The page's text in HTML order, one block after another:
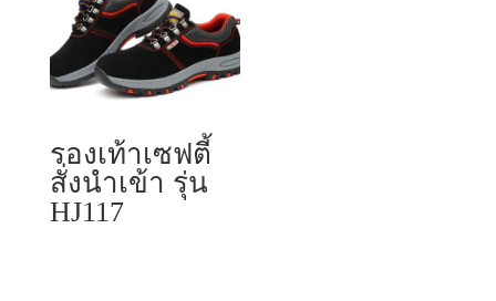
รองเท้าเซฟตี้
สั่งนำเข้า รุ่น
HJ117